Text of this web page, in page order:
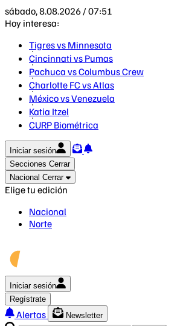
sábado, 8.08.2026 / 07:51
Hoy interesa:
Tigres vs Minnesota
Cincinnati vs Pumas
Pachuca vs Columbus Crew
Charlotte FC vs Atlas
México vs Venezuela
Katia Itzel
CURP Biométrica
Iniciar sesión
Secciones Cerrar
Nacional Cerrar
Elige tu edición
Nacional
Norte
Iniciar sesión
Regístrate
Alertas
Newsletter